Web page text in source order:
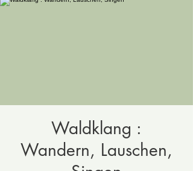
Waldklang :
Wandern, Lauschen,